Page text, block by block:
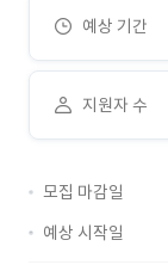
예상 기간
지원자 수
모집 마감일
예상 시작일